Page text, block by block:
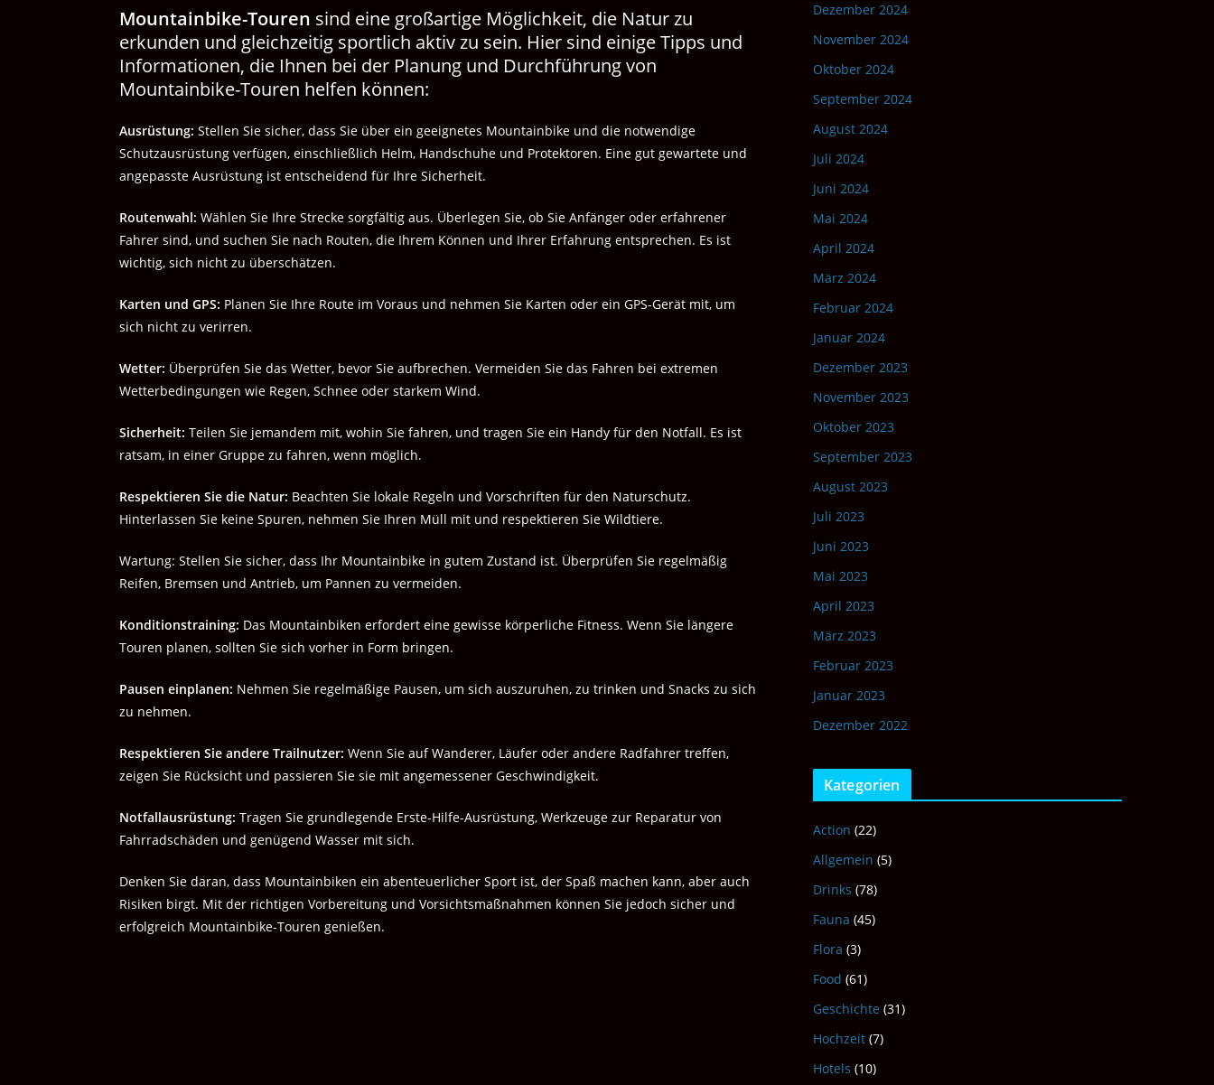
Mountainbike-Touren sind eine großartige Möglichkeit, die Natur zu
erkunden und gleichzeitig sportlich aktiv zu sein. Hier sind einige Tipps und
Informationen, die Ihnen bei der Planung und Durchführung von
Mountainbike-Touren helfen können:
Ausrüstung: Stellen Sie sicher, dass Sie über ein geeignetes Mountainbike und die notwendige
Schutzausrüstung verfügen, einschließlich Helm, Handschuhe und Protektoren. Eine gut gewartete und
angepasste Ausrüstung ist entscheidend für Ihre Sicherheit.
Routenwahl: Wählen Sie Ihre Strecke sorgfältig aus. Überlegen Sie, ob Sie Anfänger oder erfahrener
Fahrer sind, und suchen Sie nach Routen, die Ihrem Können und Ihrer Erfahrung entsprechen. Es ist
wichtig, sich nicht zu überschätzen.
Karten und GPS: Planen Sie Ihre Route im Voraus und nehmen Sie Karten oder ein GPS-Gerät mit, um
sich nicht zu verirren.
Wetter: Überprüfen Sie das Wetter, bevor Sie aufbrechen. Vermeiden Sie das Fahren bei extremen
Wetterbedingungen wie Regen, Schnee oder starkem Wind.
Sicherheit: Teilen Sie jemandem mit, wohin Sie fahren, und tragen Sie ein Handy für den Notfall. Es ist
ratsam, in einer Gruppe zu fahren, wenn möglich.
Respektieren Sie die Natur: Beachten Sie lokale Regeln und Vorschriften für den Naturschutz.
Hinterlassen Sie keine Spuren, nehmen Sie Ihren Müll mit und respektieren Sie Wildtiere.
Wartung: Stellen Sie sicher, dass Ihr Mountainbike in gutem Zustand ist. Überprüfen Sie regelmäßig
Reifen, Bremsen und Antrieb, um Pannen zu vermeiden.
Konditionstraining: Das Mountainbiken erfordert eine gewisse körperliche Fitness. Wenn Sie längere
Touren planen, sollten Sie sich vorher in Form bringen.
Pausen einplanen: Nehmen Sie regelmäßige Pausen, um sich auszuruhen, zu trinken und Snacks zu sich
zu nehmen.
Respektieren Sie andere Trailnutzer: Wenn Sie auf Wanderer, Läufer oder andere Radfahrer treffen,
zeigen Sie Rücksicht und passieren Sie sie mit angemessener Geschwindigkeit.
Notfallausrüstung: Tragen Sie grundlegende Erste-Hilfe-Ausrüstung, Werkzeuge zur Reparatur von
Fahrradschäden und genügend Wasser mit sich.
Denken Sie daran, dass Mountainbiken ein abenteuerlicher Sport ist, der Spaß machen kann, aber auch
Risiken birgt. Mit der richtigen Vorbereitung und Vorsichtsmaßnahmen können Sie jedoch sicher und
erfolgreich Mountainbike-Touren genießen.
Dezember 2024
November 2024
Oktober 2024
September 2024
August 2024
Juli 2024
Juni 2024
Mai 2024
April 2024
März 2024
Februar 2024
Januar 2024
Dezember 2023
November 2023
Oktober 2023
September 2023
August 2023
Juli 2023
Juni 2023
Mai 2023
April 2023
März 2023
Februar 2023
Januar 2023
Dezember 2022
Kategorien
Action (22)
Allgemein (5)
Drinks (78)
Fauna (45)
Flora (3)
Food (61)
Geschichte (31)
Hochzeit (7)
Hotels (10)